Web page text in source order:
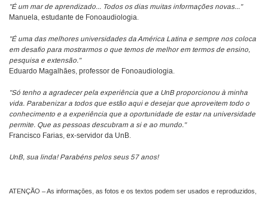
"É um mar de aprendizado... Todos os dias muitas informações novas..."
Manuela, estudante de Fonoaudiologia.
"É uma das melhores universidades da América Latina e sempre nos coloca
em desafio para mostrarmos o que temos de melhor em termos de ensino,
pesquisa e extensão."
Eduardo Magalhães, professor de Fonoaudiologia.
"Só tenho a agradecer pela experiência que a UnB proporcionou à minha
vida. Parabenizar a todos que estão aqui e desejar que aproveitem todo o
conhecimento e a experiência que a oportunidade de estar na universidade
permite. Que as pessoas descubram a si e ao mundo."
Francisco Farias, ex-servidor da UnB.
UnB, sua linda! Parabéns pelos seus 57 anos!
ATENÇÃO – As informações, as fotos e os textos podem ser usados e reproduzidos,